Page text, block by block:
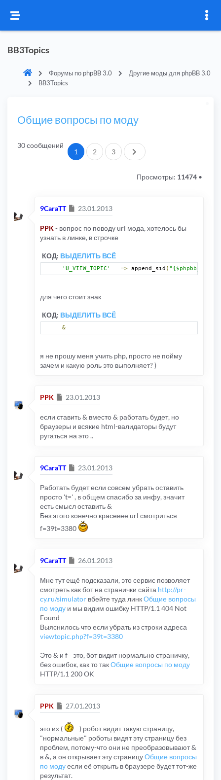
BB3Topics
Форумы по phpBB 3.0
Другие моды для phpBB 3.0
BB3Topics
Общие вопросы по моду
30 сообщений
1 2 3 След.
Просмотры: 11474 •
9CaraTT Сообщение
23.01.2013
PPK- вопрос по поводу url мода, хотелось бы
узнать в линке, в строчке
КОД: ВЫДЕЛИТЬ ВСЁ
'U_VIEW_TOPIC' => append_sid (
для чего стоит знак
КОД: ВЫДЕЛИТЬ ВСЁ
&
я не прошу меня учить php, просто не пойму
зачем и какую роль это выполняет? )
PPK Сообщение
23.01.2013
если ставить & вместо & работать будет, но
браузеры и всякие html-валидаторы будут
ругаться на это ..
9CaraTT Сообщение
23.01.2013
Работать будет если совсем убрать оставить
просто 't=' , в общем спасибо за инфу, значит
есть смысл оставить &
Без этого конечно красевее url смотриться
f=39t=3380
9CaraTT Сообщение
26.01.2013
Мне тут ещё подсказали, это сервис позволяет
смотреть как бот на странички сайта http://pr-
cy.ru/simulator вбейте туда линкОбщие вопросы
по моду и мы видим ошибку HTTP/1.1 404 Not
Found
Выяснилось что если убрать из строки адреса
viewtopic.php?f=39t=3380
Это & и f= это, бот видит нормально страничку,
без ошибок, как то такОбщие вопросы по моду
HTTP/1.1 200 OK
PPK Сообщение
27.01.2013
это их (
) робот видит такую страницу,
"нормальные" роботы видят эту страницу без
проблем, потому-что они не преобразовывают &
в &, а он открывает эту страницуОбщие вопросы
по модуесли её открыть в браузере будет тот-же
результат.